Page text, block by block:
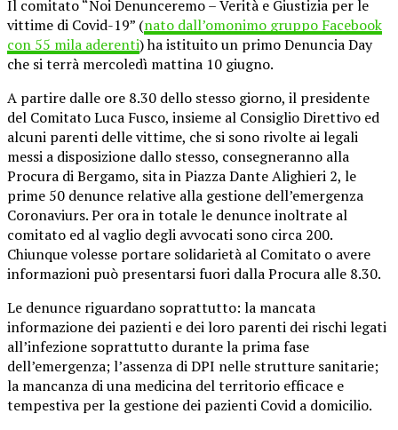
Il comitato “Noi Denunceremo – Verità e Giustizia per le
vittime di Covid-19” (nato dall’omonimo gruppo Facebook
con 55 mila aderenti) ha istituito un primo Denuncia Day
che si terrà mercoledì mattina 10 giugno.
A partire dalle ore 8.30 dello stesso giorno, il presidente
del Comitato Luca Fusco, insieme al Consiglio Direttivo ed
alcuni parenti delle vittime, che si sono rivolte ai legali
messi a disposizione dallo stesso, consegneranno alla
Procura di Bergamo, sita in Piazza Dante Alighieri 2, le
prime 50 denunce relative alla gestione dell’emergenza
Coronaviurs. Per ora in totale le denunce inoltrate al
comitato ed al vaglio degli avvocati sono circa 200.
Chiunque volesse portare solidarietà al Comitato o avere
informazioni può presentarsi fuori dalla Procura alle 8.30.
Le denunce riguardano soprattutto: la mancata
informazione dei pazienti e dei loro parenti dei rischi legati
all’infezione soprattutto durante la prima fase
dell’emergenza; l’assenza di DPI nelle strutture sanitarie;
la mancanza di una medicina del territorio efficace e
tempestiva per la gestione dei pazienti Covid a domicilio.